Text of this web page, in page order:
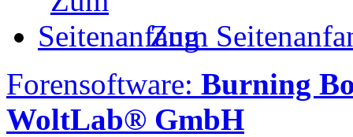
Zum
Forensoftware: Burning
WoltLab® GmbH